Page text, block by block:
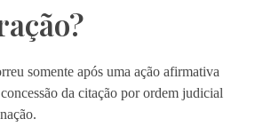
somente após uma ação afirmativa
da citação por ordem judicial